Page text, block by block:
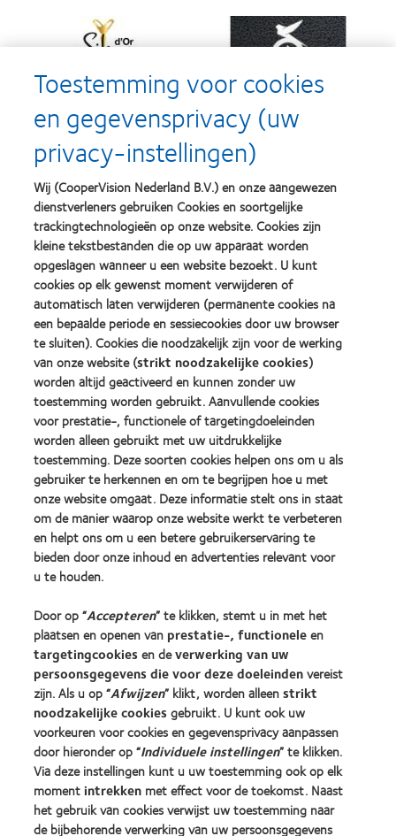
more
about
d’Or
product
award
met
MyDay™
(2013)
Learn
more
about
Lens
of
the
Year
(2013)
Learn
more
about
2012
&
2010
Best
Companies
for
Leaders
(2012)
Learn
more
about
Best
Factory
Awards
(2011)
Learn
more
about
ODMA
2011
(2011)
Learn
more
about
2012
REBRAND
100®
Global
Award
(2012)
Learn
more
about
BCLA
Industry
Award
Winner
Onze producten
Contactlenstechnologie
Vind je lens
Vind een opticien
Contactlenzen en gezichtsvermogen
Nieuwe drager
Ervaren drager
Over CooperVision
Vacatures bij CooperVision
Nieuwscentrum
Contact
Toestemming voor cookies
en gegevensprivacy (uw
privacy-instellingen)
Wij (CooperVision Nederland B.V.) en onze aangewezen
dienstverleners gebruiken Cookies en soortgelijke
trackingtechnologieën op onze website. Cookies zijn
kleine tekstbestanden die op uw apparaat worden
opgeslagen wanneer u een website bezoekt. U kunt
cookies op elk gewenst moment verwijderen of
automatisch laten verwijderen (permanente cookies na
een bepaalde periode en sessiecookies door uw browser
te sluiten). Cookies die noodzakelijk zijn voor de werking
van onze website (strikt noodzakelijke cookies)
worden altijd geactiveerd en kunnen zonder uw
toestemming worden gebruikt. Aanvullende cookies
voor prestatie-, functionele of targetingdoeleinden
worden alleen gebruikt met uw uitdrukkelijke
toestemming. Deze soorten cookies helpen ons om u als
gebruiker te herkennen en om te begrijpen hoe u met
onze website omgaat. Deze informatie stelt ons in staat
om de manier waarop onze website werkt te verbeteren
en helpt ons om u een betere gebruikerservaring te
bieden door onze inhoud en advertenties relevant voor
u te houden.
Door op “Accepteren” te klikken, stemt u in met het
plaatsen en openen van prestatie-, functioneleen
targetingcookiesen deverwerking van uw
persoonsgegevens die voor deze doeleindenvereist
zijn. Als u op “Afwijzen” klikt, worden alleenstrikt
noodzakelijke cookiesgebruikt. U kunt ook uw
voorkeuren voor cookies en gegevensprivacy aanpassen
door hieronder op “Individuele instellingen” te klikken.
Via deze instellingen kunt u uw toestemming ook op elk
moment intrekken met effect voor de toekomst. Naast
het gebruik van cookies verwijst uw toestemming naar
de bijbehorende verwerking van uw persoonsgegevens